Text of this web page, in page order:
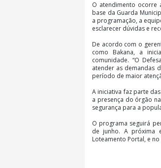
O atendimento ocorre
base da Guarda
a programação, a
esclarecer dúvidas e
De acordo com o
como Bakana, a
comunidade. “O
atender as demandas
período de maior
A iniciativa faz parte
a presença do órgão
segurança para a
O programa seguirá
de junho. A próxima
Loteamento Portal, e